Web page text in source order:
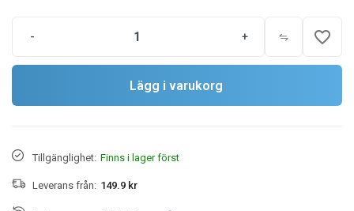
- + favorite_border
Lägg i varukorg
Tillgänglighet: Finns i lager först
Leverans från: 149.9 kr